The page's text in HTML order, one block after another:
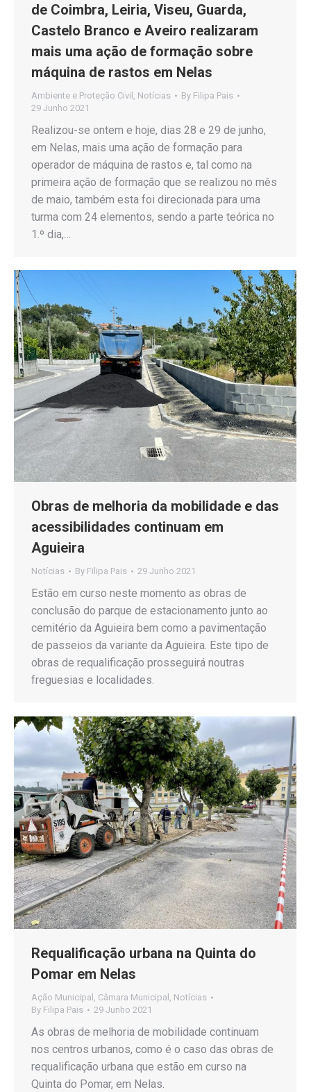
de Coimbra, Leiria, Viseu, Guarda,
Castelo Branco e Aveiro realizaram
mais uma ação de formação sobre
máquina de rastos em Nelas
Ambiente e Proteção Civil Notícias By Filipa Pais
29 Junho 2021
Realizou-se ontem e hoje, dias 28 e 29 de junho,
em Nelas, mais uma ação de formação para
operador de máquina de rastos e, tal como na
primeira ação de formação que se realizou no mês
de maio, também esta foi direcionada para uma
turma com 24 elementos, sendo a parte teórica no
1.º dia,…
Obras de melhoria da mobilidade e das
acessibilidades continuam em
Aguieira
Notícias By Filipa Pais 29 Junho 2021
Estão em curso neste momento as obras de
conclusão do parque de estacionamento junto ao
cemitério da Aguieira bem como a pavimentação
de passeios da variante da Aguieira. Este tipo de
obras de requalificação prosseguirá noutras
freguesias e localidades.
Requalificação urbana na Quinta do
Pomar em Nelas
Ação Municipal Câmara Municipal Notícias
By Filipa Pais 29 Junho 2021
As obras de melhoria de mobilidade continuam
nos centros urbanos, como é o caso das obras de
requalificação urbana que estão em curso na
Quinta do Pomar, em Nelas.